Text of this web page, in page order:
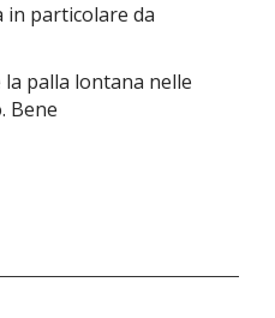
in particolare da
la palla lontana nelle
Bene